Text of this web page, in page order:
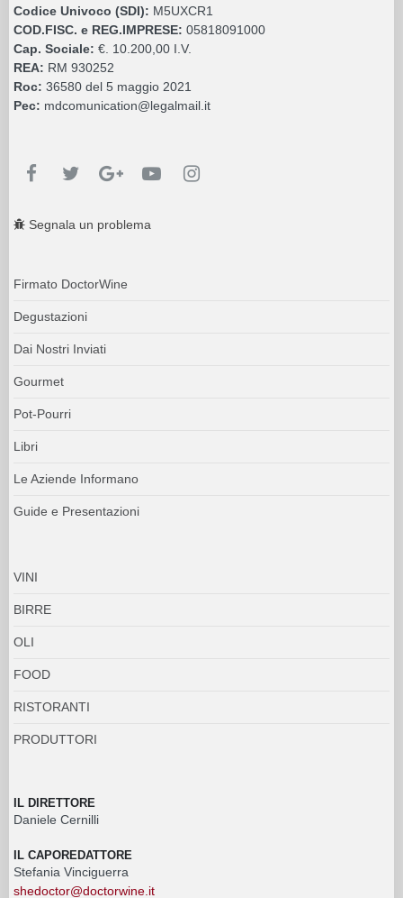
Codice Univoco (SDI): M5UXCR1
COD.FISC. e REG.IMPRESE: 05818091000
Cap. Sociale: €. 10.200,00 I.V.
REA: RM 930252
Roc: 36580 del 5 maggio 2021
Pec: mdcomunication@legalmail.it
Segnala un problema
Firmato DoctorWine
Degustazioni
Dai Nostri Inviati
Gourmet
Pot-Pourri
Libri
Le Aziende Informano
Guide e Presentazioni
VINI
BIRRE
OLI
FOOD
RISTORANTI
PRODUTTORI
IL DIRETTORE
Daniele Cernilli
IL CAPOREDATTORE
Stefania Vinciguerra
shedoctor@doctorwine.it